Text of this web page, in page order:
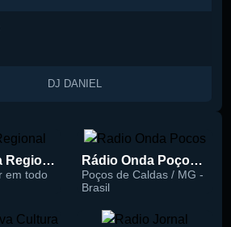
DJ DANIEL
Rádio Nova Regional 91.5 FM
em todo
Rádio Onda Poços 96.7 FM
Poços de Caldas / MG -
Brasil